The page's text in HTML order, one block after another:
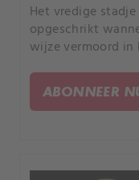
Het vredige
opgeschrikt
wijze vermoord
ze een familie vol
ABONNEER